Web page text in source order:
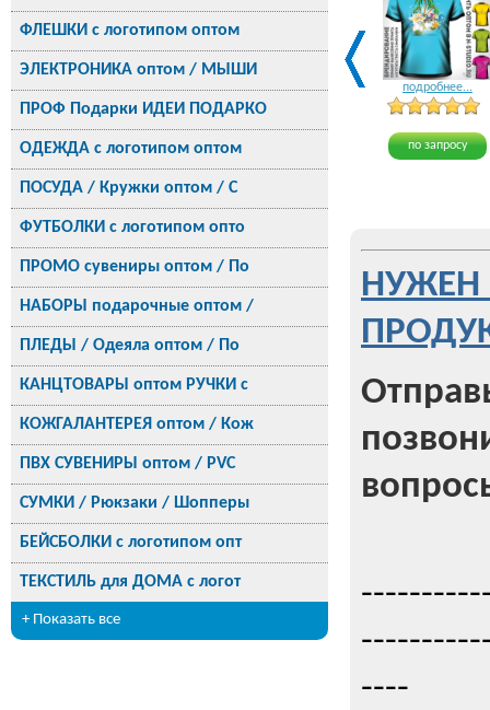
ФЛЕШКИ с логотипом оптом
ЭЛЕКТРОНИКА оптом / МЫШИ
ПРОФ Подарки ИДЕИ ПОДАРКО
ОДЕЖДА с логотипом оптом
ПОСУДА / Кружки оптом / С
ФУТБОЛКИ с логотипом опто
ПРОМО сувениры оптом / По
НАБОРЫ подарочные оптом /
ПЛЕДЫ / Одеяла оптом / По
КАНЦТОВАРЫ оптом РУЧКИ с
КОЖГАЛАНТЕРЕЯ оптом / Кож
ПВХ СУВЕНИРЫ оптом / PVC
СУМКИ / Рюкзаки / Шопперы
БЕЙСБОЛКИ с логотипом опт
ТЕКСТИЛЬ для ДОМА с логот
+ Показать все
подробнее...
по запросу
НУЖЕН
----